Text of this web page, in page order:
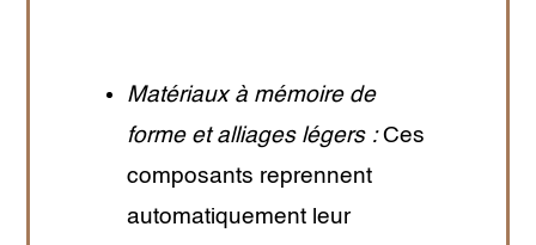
Matériaux à mémoire de
forme et alliages légers :Ces
composants reprennent
automatiquement leur